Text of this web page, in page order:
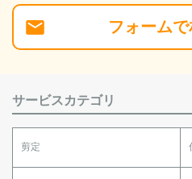
フォームで
サービスカテゴリ
剪定